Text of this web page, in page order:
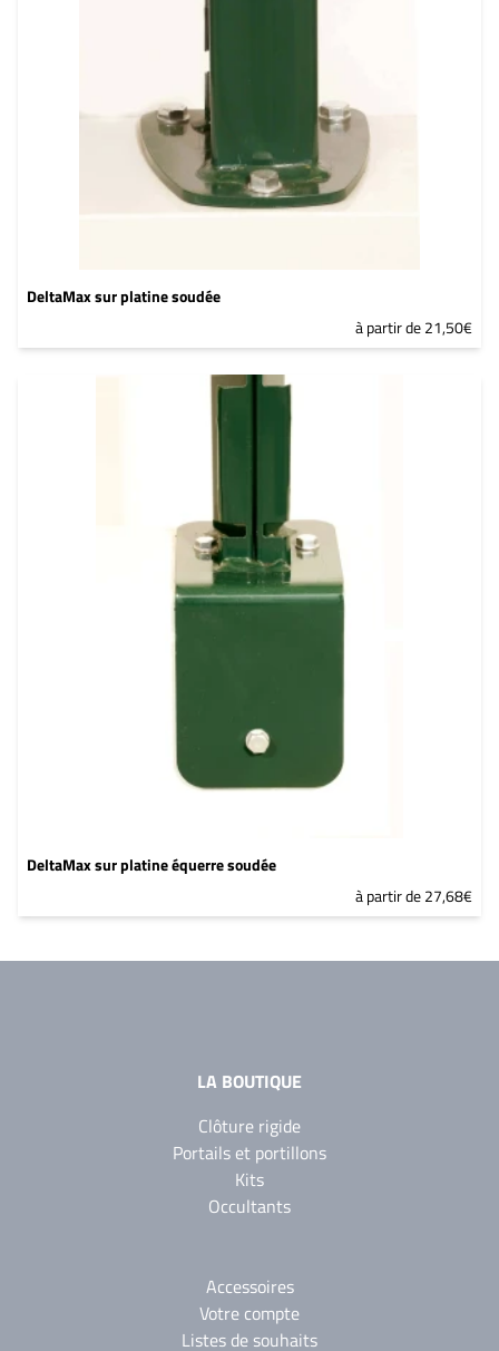
DeltaMax sur platine soudée
à partir de 21,50€
DeltaMax sur platine équerre soudée
à partir de 27,68€
LA BOUTIQUE
Clôture rigide
Portails et portillons
Kits
Occultants
Accessoires
Votre compte
Listes de souhaits